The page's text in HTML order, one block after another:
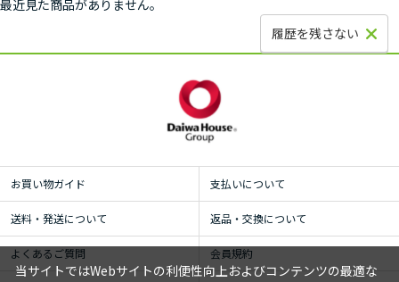
最近見た商品がありません。
履歴を残さない
お買い物ガイド 支払いについて
送料・発送について 返品・交換について
よくあるご質問 会員規約
当サイトではWebサイトの利便性向上およびコンテンツの最適な